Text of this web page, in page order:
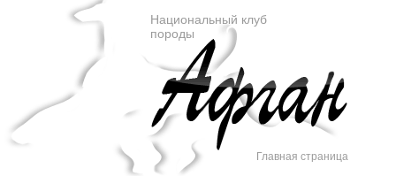
Национальный клуб
породы
Главная страница